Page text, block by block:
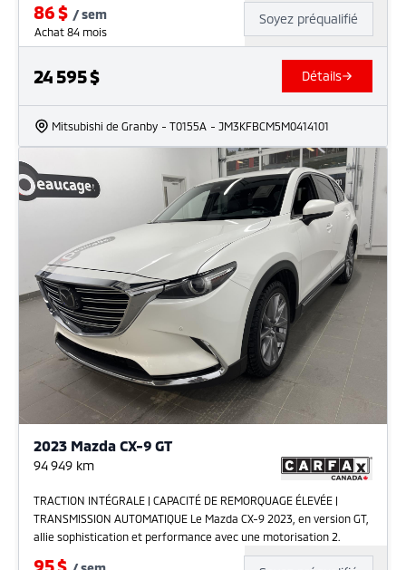
86$ /sem
Achat 84 mois
Soyez préqualifié
24 595$ Détails
Mitsubishi de Granby - T0155A - JM3KFBCM5M0414101
2023 Mazda CX-9 GT
94 949 km
TRACTION INTÉGRALE | CAPACITÉ DE REMORQUAGE ÉLEVÉE |
TRANSMISSION AUTOMATIQUE Le Mazda CX-9 2023, en version GT,
allie sophistication et performance avec une motorisation 2.
95$